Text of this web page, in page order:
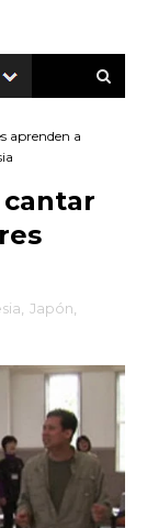
aprenden a
Japón